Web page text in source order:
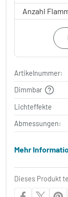
Anzahl
Artikelnummer:
Dimmbar
Lichteffekte
Abmessungen:
Mehr
Dieses Produkt